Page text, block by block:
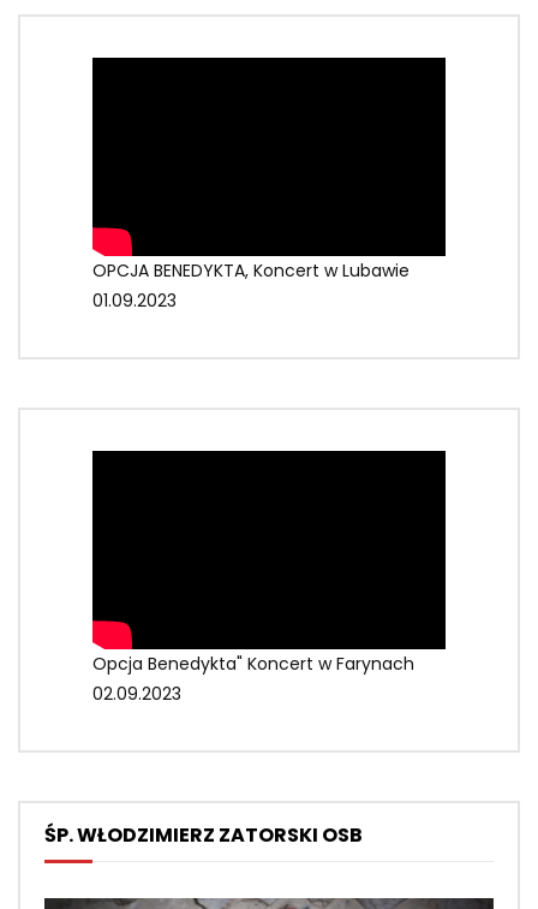
OPCJA BENEDYKTA, Koncert w Lubawie
01.09.2023
Opcja Benedykta" Koncert w Farynach
02.09.2023
ŚP. WŁODZIMIERZ ZATORSKI OSB